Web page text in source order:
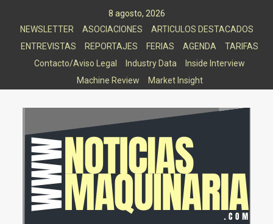
8 agosto, 2026
NEWSLETTER
ASOCIACIONES
ARTICULOS DESTACADOS
ENTREVISTAS
REPORTAJES FERIAS AGENDA
TARIFAS
Contacto/Aviso Legal
Industry Data
Inside Interview
Machine Review
Market Insight